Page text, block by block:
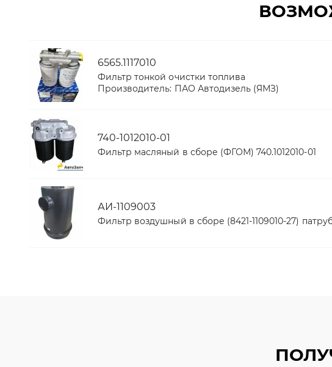
6565.1117010
Фильтр тонкой очистки топлива
Производитель: ПАО Автодизель (ЯМЗ)
740-1012010-01
Фильтр масляный в сборе (ФГОМ) 740.1012010-01
АИ-1109003
Фильтр воздушный в сборе (8421-1109010-27)